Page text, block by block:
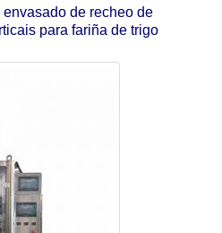
de recheo de
para fariña de trigo